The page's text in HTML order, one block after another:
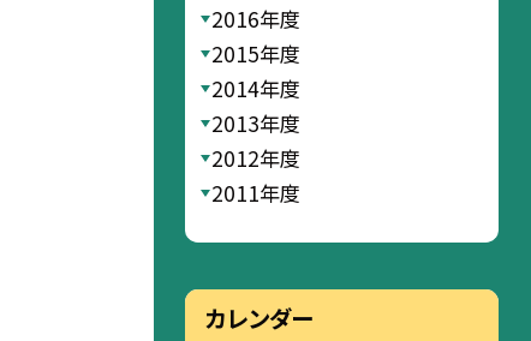
2016年度
2015年度
2014年度
2013年度
2012年度
2011年度
カレンダー